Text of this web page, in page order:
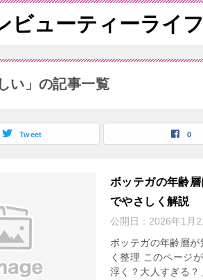
ビューティーライフ
い」の記事一覧
Tweet 0
ボッテガの年齢
でやさしく解説
公開日： 2026年1月
ボッテガの年齢層
く整理 このページ
浮く？大人すぎる